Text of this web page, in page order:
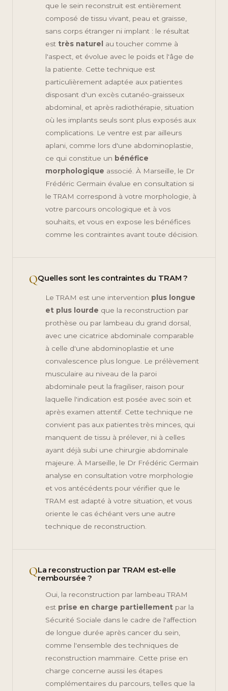
que le sein reconstruit est entièrement
composé de tissu vivant, peau et graisse,
sans corps étranger ni implant : le résultat
est très naturel au toucher comme à
l'aspect, et évolue avec le poids et l'âge de
la patiente. Cette technique est
particulièrement adaptée aux patientes
disposant d'un excès cutanéo-graisseux
abdominal, et après radiothérapie, situation
où les implants seuls sont plus exposés aux
complications. Le ventre est par ailleurs
aplani, comme lors d'une abdominoplastie,
ce qui constitue un bénéfice
morphologique associé. À Marseille, le Dr
Frédéric Germain évalue en consultation si
le TRAM correspond à votre morphologie, à
votre parcours oncologique et à vos
souhaits, et vous en expose les bénéfices
comme les contraintes avant toute décision.
QQuelles sont les contraintes du TRAM ?
Le TRAM est une intervention plus longue
et plus lourde que la reconstruction par
prothèse ou par lambeau du grand dorsal,
avec une cicatrice abdominale comparable
à celle d'une abdominoplastie et une
convalescence plus longue. Le prélèvement
musculaire au niveau de la paroi
abdominale peut la fragiliser, raison pour
laquelle l'indication est posée avec soin et
après examen attentif. Cette technique ne
convient pas aux patientes très minces, qui
manquent de tissu à prélever, ni à celles
ayant déjà subi une chirurgie abdominale
majeure. À Marseille, le Dr Frédéric Germain
analyse en consultation votre morphologie
et vos antécédents pour vérifier que le
TRAM est adapté à votre situation, et vous
oriente le cas échéant vers une autre
technique de reconstruction.
QLa reconstruction par TRAM est-elle
remboursée ?
Oui, la reconstruction par lambeau TRAM
est prise en charge partiellement par la
Sécurité Sociale dans le cadre de l'affection
de longue durée après cancer du sein,
comme l'ensemble des techniques de
reconstruction mammaire. Cette prise en
charge concerne aussi les étapes
complémentaires du parcours, telles que la